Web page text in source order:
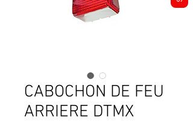
CABOCHON DE FEU
ARRIERE DTMX